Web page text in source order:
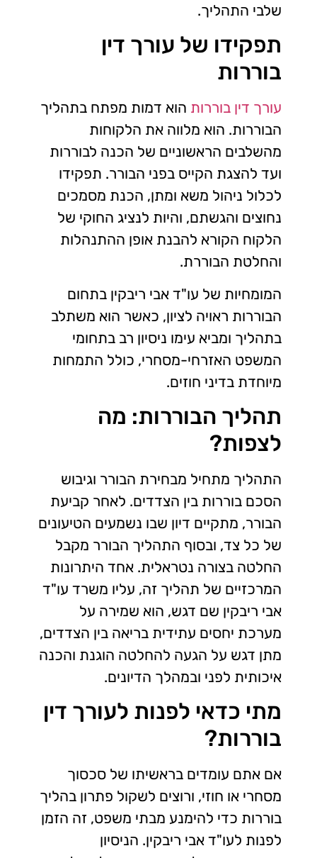
שלבי התהליך.
תפקידו של עורך דין
בוררות
עורך דין בוררות הוא דמות מפתח בתהליך
הבוררות. הוא מלווה את הלקוחות
מהשלבים הראשוניים של הכנה לבוררות
ועד להצגת הקייס בפני הבורר. תפקידו
לכלול ניהול משא ומתן, הכנת מסמכים
נחוצים והגשתם, והיות לנציג החוקי של
הלקוח הקורא להבנת אופן ההתנהלות
והחלטת הבוררת.
המומחיות של עו"ד אבי ריבקין בתחום
הבוררות ראויה לציון, כאשר הוא משתלב
בתהליך ומביא עימו ניסיון רב בתחומי
המשפט האזרחי-מסחרי, כולל התמחות
מיוחדת בדיני חוזים.
תהליך הבוררות: מה
לצפות?
התהליך מתחיל מבחירת הבורר וגיבוש
הסכם בוררות בין הצדדים. לאחר קביעת
הבורר, מתקיים דיון שבו נשמעים הטיעונים
של כל צד, ובסוף התהליך הבורר מקבל
החלטה בצורה נטראלית. אחד היתרונות
המרכזיים של תהליך זה, עליו משרד עו"ד
אבי ריבקין שם דגש, הוא שמירה על
מערכת יחסים עתידית בריאה בין הצדדים,
מתן דגש על הגעה להחלטה הוגנת והכנה
איכותית לפני ובמהלך הדיונים.
מתי כדאי לפנות לעורך דין
בוררות?
אם אתם עומדים בראשיתו של סכסוך
מסחרי או חוזי, ורוצים לשקול פתרון בהליך
בוררות כדי להימנע מבתי משפט, זה הזמן
לפנות לעו"ד אבי ריבקין. הניסיון